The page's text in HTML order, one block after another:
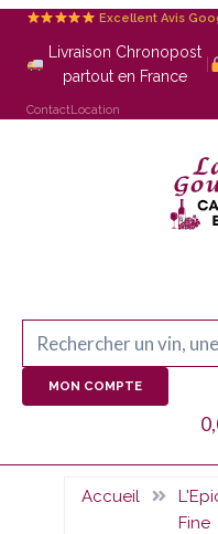
Excellent Avis
Livraison Chronopost
partout en France
ContactLocation
MON COMPTE
Accueil
Fine